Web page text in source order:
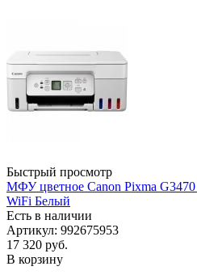
Быстрый просмотр
МФУ цветное Canon Pixma
WiFi Белый
Есть в наличии
Артикул: 992675953
17 320 руб.
В корзину